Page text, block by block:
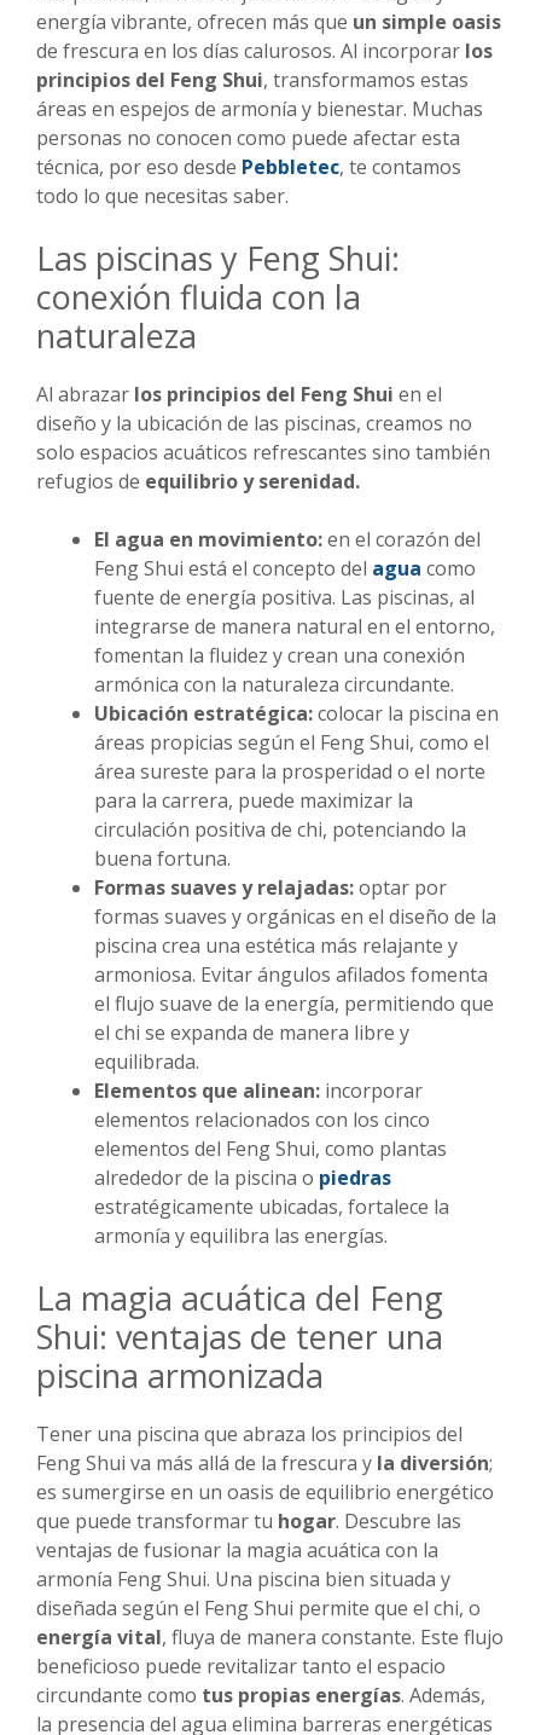
energía vibrante, ofrecen más que un simple oasis
de frescura en los días calurosos. Al incorporar los
principios del Feng Shui, transformamos estas
áreas en espejos de armonía y bienestar. Muchas
personas no conocen como puede afectar esta
técnica, por eso desde Pebbletec, te contamos
todo lo que necesitas saber.
Las piscinas y Feng Shui:
conexión fluida con la
naturaleza
Al abrazar los principios del Feng Shui en el
diseño y la ubicación de las piscinas, creamos no
solo espacios acuáticos refrescantes sino también
refugios de equilibrio y serenidad.
El agua en movimiento:en el corazón del
Feng Shui está el concepto del agua como
fuente de energía positiva. Las piscinas, al
integrarse de manera natural en el entorno,
fomentan la fluidez y crean una conexión
armónica con la naturaleza circundante.
Ubicación estratégica:colocar la piscina en
áreas propicias según el Feng Shui, como el
área sureste para la prosperidad o el norte
para la carrera, puede maximizar la
circulación positiva de chi, potenciando la
buena fortuna.
Formas suaves y relajadas:optar por
formas suaves y orgánicas en el diseño de la
piscina crea una estética más relajante y
armoniosa. Evitar ángulos afilados fomenta
el flujo suave de la energía, permitiendo que
el chi se expanda de manera libre y
equilibrada.
Elementos que alinean: incorporar
elementos relacionados con los cinco
elementos del Feng Shui, como plantas
alrededor de la piscina o piedras
estratégicamente ubicadas, fortalece la
armonía y equilibra las energías.
La magia acuática del Feng
Shui: ventajas de tener una
piscina armonizada
Tener una piscina que abraza los principios del
Feng Shui va más allá de la frescura y la diversión;
es sumergirse en un oasis de equilibrio energético
que puede transformar tu hogar. Descubre las
ventajas de fusionar la magia acuática con la
armonía Feng Shui. Una piscina bien situada y
diseñada según el Feng Shui permite que el chi, o
energía vital, fluya de manera constante. Este flujo
beneficioso puede revitalizar tanto el espacio
circundante como tus propias energías. Además,
la presencia del agua elimina barreras energéticas